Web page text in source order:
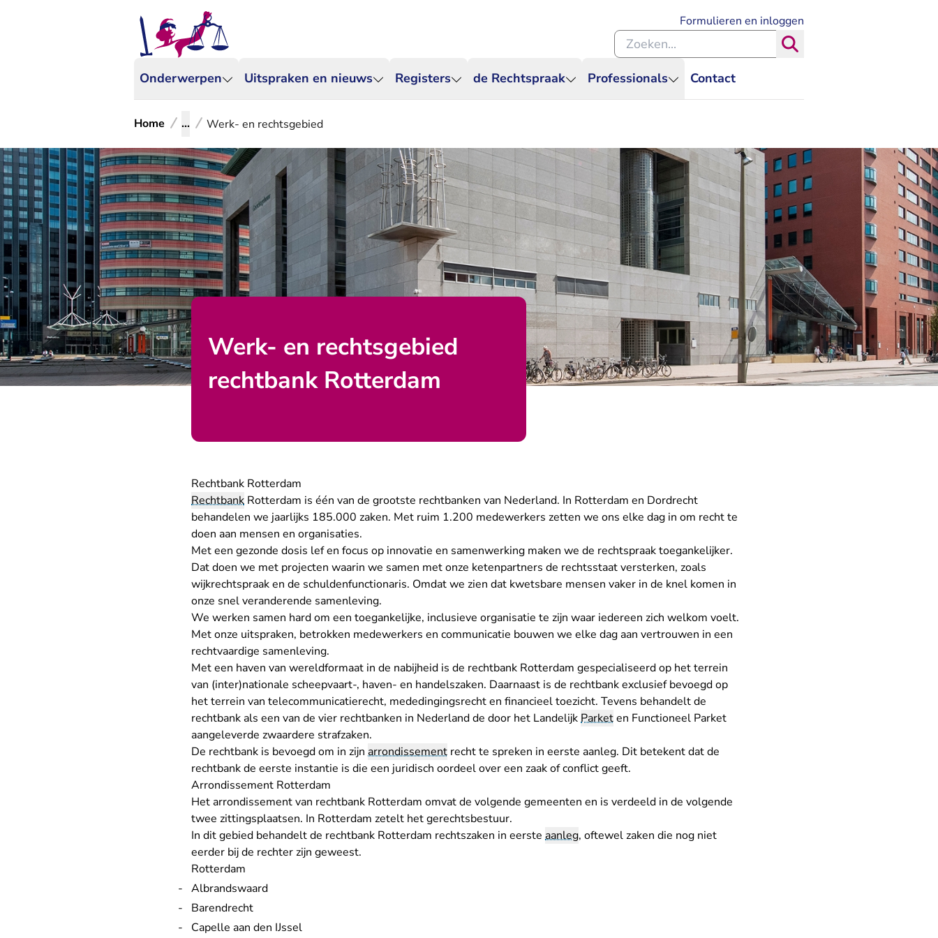
Onderwerpen Uitspraken en nieuws Registers de Rechtspraak Professionals Contact
Formulieren en inloggen
Zoeken binnen de Rechtspraak
Home ... Werk- en rechtsgebied
Werk- en rechtsgebied
rechtbank Rotterdam
Rechtbank Rotterdam
Rechtbank Rotterdam is één van de grootste rechtbanken van Nederland. In Rotterdam en Dordrecht
behandelen we jaarlijks 185.000 zaken. Met ruim 1.200 medewerkers zetten we ons elke dag in om recht te
doen aan mensen en organisaties.
Met een gezonde dosis lef en focus op innovatie en samenwerking maken we de rechtspraak toegankelijker.
Dat doen we met projecten waarin we samen met onze ketenpartners de rechtsstaat versterken, zoals
wijkrechtspraak en de schuldenfunctionaris. Omdat we zien dat kwetsbare mensen vaker in de knel komen in
onze snel veranderende samenleving.
We werken samen hard om een toegankelijke, inclusieve organisatie te zijn waar iedereen zich welkom voelt.
Met onze uitspraken, betrokken medewerkers en communicatie bouwen we elke dag aan vertrouwen in een
rechtvaardige samenleving.
Met een haven van wereldformaat in de nabijheid is de rechtbank Rotterdam gespecialiseerd op het terrein
van (inter)nationale scheepvaart-, haven- en handelszaken. Daarnaast is de rechtbank exclusief bevoegd op
het terrein van telecommunicatierecht, mededingingsrecht en financieel toezicht. Tevens behandelt de
rechtbank als een van de vier rechtbanken in Nederland de door het LandelijkParketen Functioneel Parket
aangeleverde zwaardere strafzaken.
De rechtbank is bevoegd om in zijn arrondissement recht te spreken in eerste aanleg. Dit betekent dat de
rechtbank de eerste instantie is die een juridisch oordeel over een zaak of conflict geeft.
Arrondissement Rotterdam
Het arrondissement van rechtbank Rotterdam omvat de volgende gemeenten en is verdeeld in de volgende
twee zittingsplaatsen. In Rotterdam zetelt hetgerechtsbestuur.
In dit gebied behandelt de rechtbank Rotterdam rechtszaken in eerste aanleg, oftewel zaken die nog niet
eerder bij de rechter zijn geweest.
Rotterdam
Albrandswaard
Barendrecht
Capelle aan den IJssel